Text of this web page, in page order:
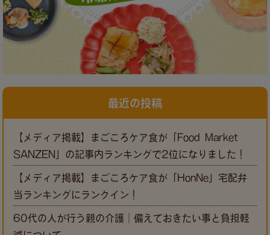
最近の投稿
【メディア掲載】まごころケア食が「Food Market
SANZEN」の記事内ランキングで2位になりました！
【メディア掲載】まごころケア食が「HonNe」宅配弁
当ランキングにランクイン！
60代の人が行う親の介護｜備えておきたい事と負担軽